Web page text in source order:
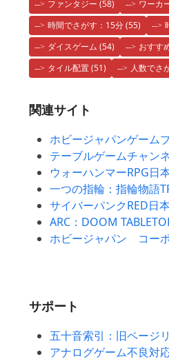
ファンタジー (58) ワーカ
時間でさがす：15分(55)
ダイスゲーム (54) おすす
タイル配置(51) 人数でさ
関連サイト
ホビージャパンゲーム
テーブルゲームチャン
ウォーハンマーRPG日
一つの指輪：指輪物語
サイバーパンクRED日
ARC：DOOM
ホビージャパン コー
サポート
五十音索引：旧ページ
アナログゲーム不良対